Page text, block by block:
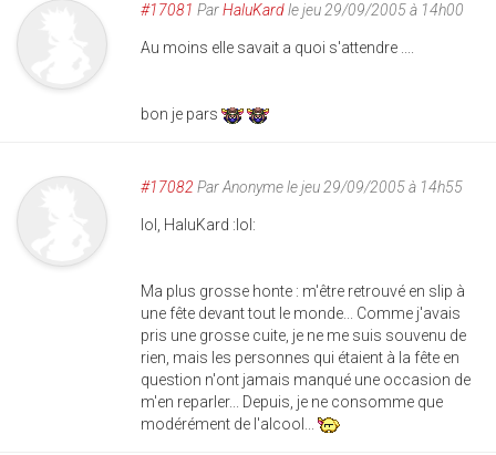
#17081 ParHaluKardle jeu 29/09/2005 à 14h00
Au moins elle savait a quoi s'attendre ....
bon je pars
#17082 ParAnonymele jeu 29/09/2005 à 14h55
lol, HaluKard :lol:
Ma plus grosse honte : m'être retrouvé en slip à
une fête devant tout le monde... Comme j'avais
pris une grosse cuite, je ne me suis souvenu de
rien, mais les personnes qui étaient à la fête en
question n'ont jamais manqué une occasion de
m'en reparler... Depuis, je ne consomme que
modérément de l'alcool...